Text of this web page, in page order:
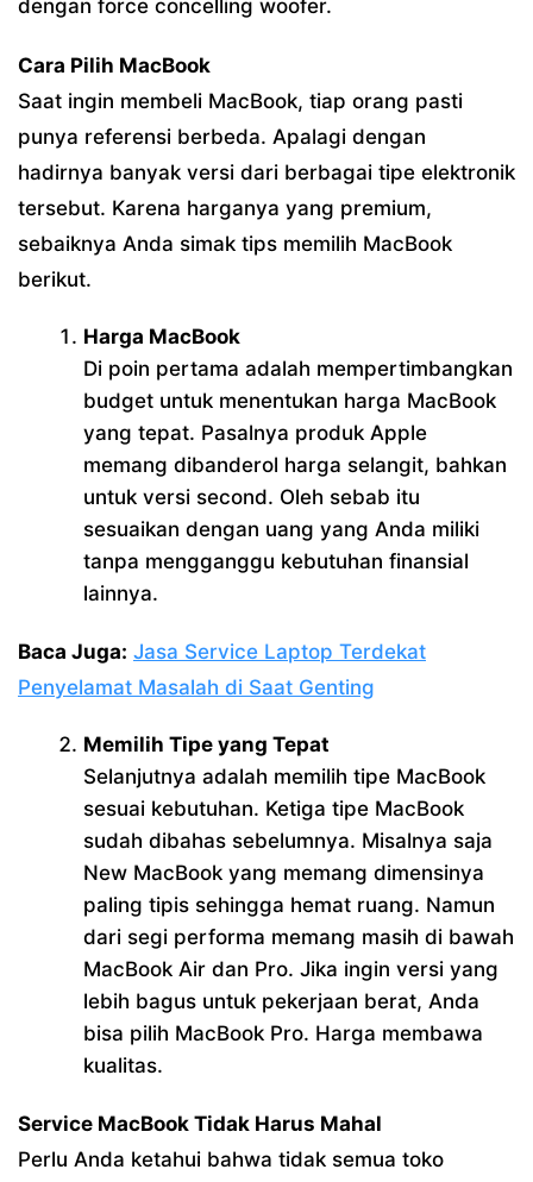
dengan force concelling woofer.
Cara Pilih MacBook
Saat ingin membeli MacBook, tiap orang pasti
punya referensi berbeda. Apalagi dengan
hadirnya banyak versi dari berbagai tipe elektronik
tersebut. Karena harganya yang premium,
sebaiknya Anda simak tips memilih MacBook
berikut.
Harga MacBook
Di poin pertama adalah mempertimbangkan
budget untuk menentukan harga MacBook
yang tepat. Pasalnya produk Apple
memang dibanderol harga selangit, bahkan
untuk versi second. Oleh sebab itu
sesuaikan dengan uang yang Anda miliki
tanpa mengganggu kebutuhan finansial
lainnya.
Baca Juga: Jasa Service Laptop Terdekat
Penyelamat Masalah di Saat Genting
Memilih Tipe yang Tepat
Selanjutnya adalah memilih tipe MacBook
sesuai kebutuhan. Ketiga tipe MacBook
sudah dibahas sebelumnya. Misalnya saja
New MacBook yang memang dimensinya
paling tipis sehingga hemat ruang. Namun
dari segi performa memang masih di bawah
MacBook Air dan Pro. Jika ingin versi yang
lebih bagus untuk pekerjaan berat, Anda
bisa pilih MacBook Pro. Harga membawa
kualitas.
Service MacBook Tidak Harus Mahal
Perlu Anda ketahui bahwa tidak semua toko